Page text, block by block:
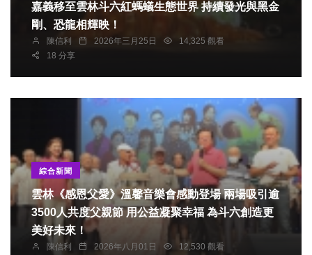
嘉義移至雲林斗六紅螞蟻生態世界 持續發光與黑金
剛、恐龍相輝映！
陳信利 2026年三月25日
14,325 觀看
18 分享
綜合新聞
雲林《感恩父愛》溫馨音樂會感動登場 兩場吸引逾
3500人共度父親節 用公益凝聚幸福 為斗六創造更
美好未來！
陳信利 2026年八月01日
12,530 觀看